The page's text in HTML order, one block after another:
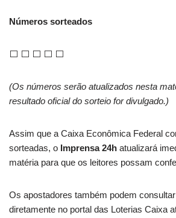
Números sorteados
⬜ ⬜ ⬜ ⬜ ⬜
(Os números serão atualizados nesta
resultado oficial do sorteio for divulgado.)
Assim que a Caixa Econômica Federal
sorteadas, o Imprensa 24h atualizará
matéria para que os leitores possam
Os apostadores também podem
diretamente no portal das Loterias Caixa